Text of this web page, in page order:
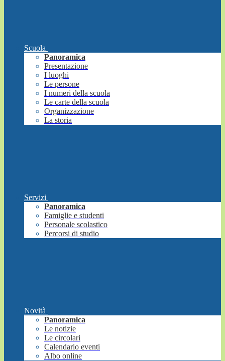
Scuola
Panoramica
Presentazione
I luoghi
Le persone
I numeri della scuola
Le carte della scuola
Organizzazione
La storia
Servizi
Panoramica
Famiglie e studenti
Personale scolastico
Percorsi di studio
Novità
Panoramica
Le notizie
Le circolari
Calendario eventi
Albo online